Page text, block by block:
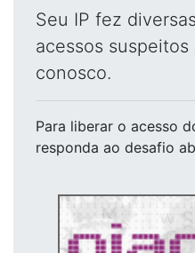
Seu IP fez
acessos
conosco.
Para liberar o acesso
responda ao desafio